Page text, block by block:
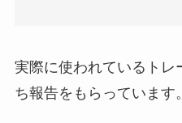
実際に使われているトレ
ち報告をもらっています。